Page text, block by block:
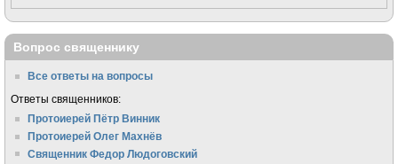
Вопрос священнику
Все ответы на вопросы
Ответы священников:
Протоиерей Пётр Винник
Протоиерей Олег Махнёв
Священник Федор Людоговский